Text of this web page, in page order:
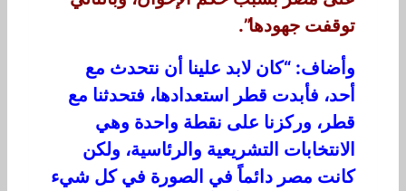
توقفت جهودها”.
وأضاف: “كان لابد علينا أن نتحدث مع
أحد، فأبدت قطر استعدادها، فتحدثنا مع
قطر، وركزنا على نقطة واحدة وهي
الانتخابات التشريعية والرئاسية، ولكن
كانت مصر دائماً في الصورة في كل شيء